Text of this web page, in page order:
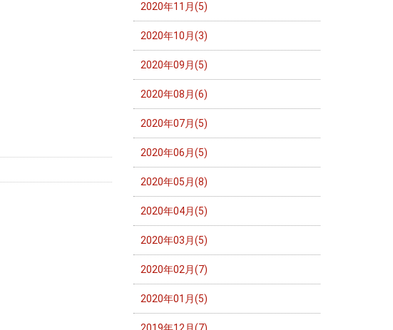
2020年11月(5)
2020年10月(3)
2020年09月(5)
2020年08月(6)
2020年07月(5)
2020年06月(5)
2020年05月(8)
2020年04月(5)
2020年03月(5)
2020年02月(7)
2020年01月(5)